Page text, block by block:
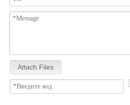
Attach Files